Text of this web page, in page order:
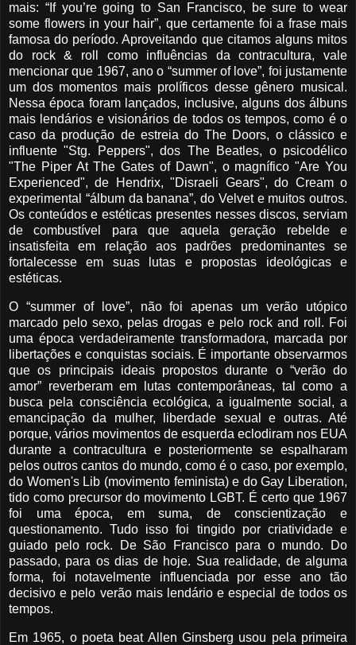
mais: “If you’re going to San Francisco, be sure to wear
some flowers in your hair”, que certamente foi a frase mais
famosa do período. Aproveitando que citamos alguns mitos
do rock & roll como influências da contracultura, vale
mencionar que 1967, ano o “summer of love”, foi justamente
um dos momentos mais prolíficos desse gênero musical.
Nessa época foram lançados, inclusive, alguns dos álbuns
mais lendários e visionários de todos os tempos, como é o
caso da produção de estreia do The Doors, o clássico e
influente "Stg. Peppers", dos The Beatles, o psicodélico
"The Piper At The Gates of Dawn", o magnífico "Are You
Experienced", de Hendrix, "Disraeli Gears", do Cream o
experimental “álbum da banana”, do Velvet e muitos outros.
Os conteúdos e estéticas presentes nesses discos, serviam
de combustível para que aquela geração rebelde e
insatisfeita em relação aos padrões predominantes se
fortalecesse em suas lutas e propostas ideológicas e
estéticas.
O “summer of love”, não foi apenas um verão utópico
marcado pelo sexo, pelas drogas e pelo rock and roll. Foi
uma época verdadeiramente transformadora, marcada por
libertações e conquistas sociais. É importante observarmos
que os principais ideais propostos durante o “verão do
amor” reverberam em lutas contemporâneas, tal como a
busca pela consciência ecológica, a igualmente social, a
emancipação da mulher, liberdade sexual e outras. Até
porque, vários movimentos de esquerda eclodiram nos EUA
durante a contracultura e posteriormente se espalharam
pelos outros cantos do mundo, como é o caso, por exemplo,
do Women's Lib (movimento feminista) e do Gay Liberation,
tido como precursor do movimento LGBT. É certo que 1967
foi uma época, em suma, de conscientização e
questionamento. Tudo isso foi tingido por criatividade e
guiado pelo rock. De São Francisco para o mundo. Do
passado, para os dias de hoje. Sua realidade, de alguma
forma, foi notavelmente influenciada por esse ano tão
decisivo e pelo verão mais lendário e especial de todos os
tempos.
Em 1965, o poeta beat Allen Ginsberg usou pela primeira